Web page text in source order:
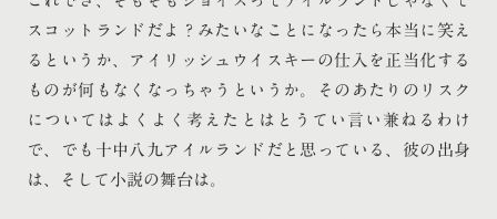
スコットランドだよ？みたいなことになったら本当に笑え
るというか、アイリッシュウイスキーの仕入を正当化する
ものが何もなくなっちゃうというか。そのあたりのリスク
についてはよくよく考えたとはとうてい言い兼ねるわけ
で、でも十中八九アイルランドだと思っている、彼の出身
は、そして小説の舞台は。